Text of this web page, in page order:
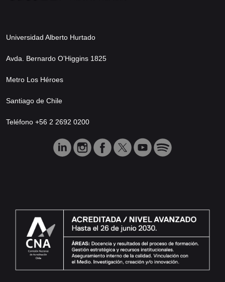
Universidad Alberto Hurtado
Avda. Bernardo O’Higgins 1825
Metro Los Héroes
Santiago de Chile
Teléfono +56 2 2692 0200